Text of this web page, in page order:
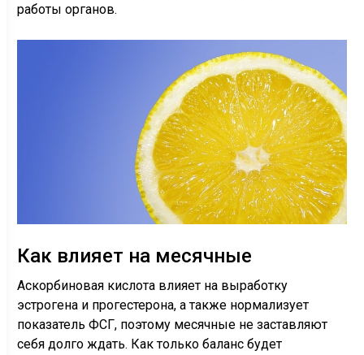
работы органов.
Как влияет на месячные
Аскорбиновая кислота влияет на выработку
эстрогена и прогестерона, а также нормализует
показатель ФСГ, поэтому месячные не заставляют
себя долго ждать. Как только баланс будет